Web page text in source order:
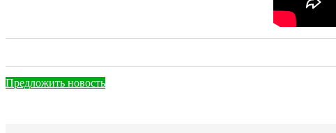
Предложить новость